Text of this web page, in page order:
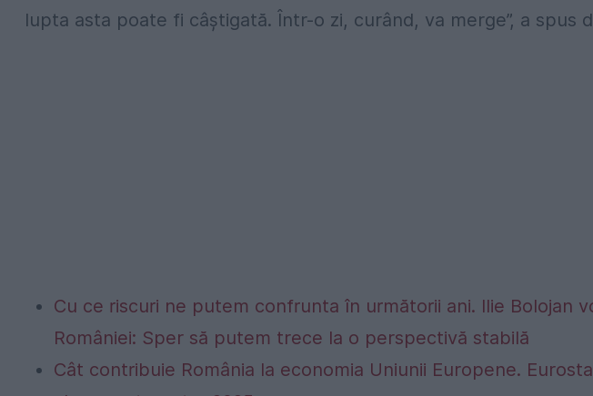
lupta asta poate fi câștigată. Într-o zi, curând, va merge”, a spus
Cu ce riscuri ne putem confrunta în următorii ani. Ilie Bolojan
României: Sper să putem trece la o perspectivă stabilă
Cât contribuie România la economia Uniunii Europene.